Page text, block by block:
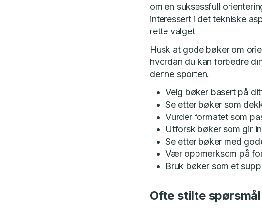
om en suksessfull
interessert i det tekniske
rette valget.
Husk at gode bøker om
hvordan du kan forbedre
denne sporten.
Velg bøker basert på
Se etter bøker som
Vurder formatet som
Utforsk bøker som gir
Se etter bøker med
Vær oppmerksom på
Bruk bøker som et
Ofte stilte